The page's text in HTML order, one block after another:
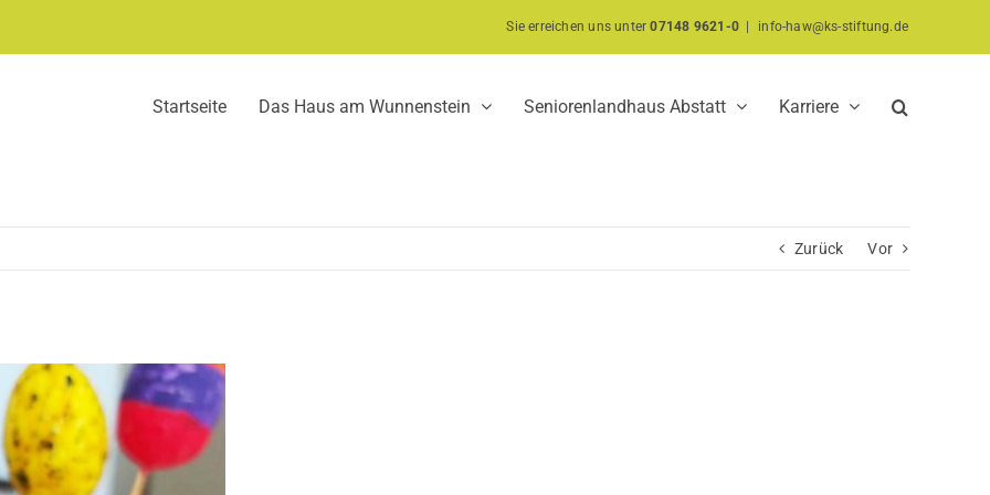
Sie erreichen uns unter07148 9621-0 info-haw@ks-stiftung.de
Startseite Das Haus am Wunnenstein Seniorenlandhaus Abstatt Karriere
Zurück Vor